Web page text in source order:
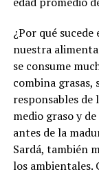
¿Por qué
nuestra
se consume
combina grasas,
responsables de
medio graso y
antes de la
Sardá, también
los ambientales.